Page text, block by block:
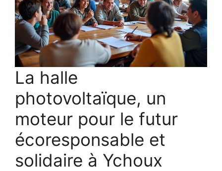
La halle
photovoltaïque, un
moteur pour le futur
écoresponsable et
solidaire à Ychoux